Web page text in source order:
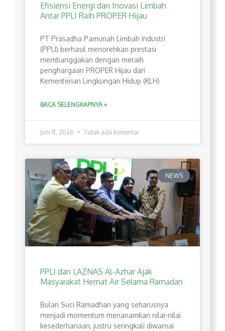
Efisiensi Energi dan Inovasi Limbah
Antar PPLI Raih PROPER Hijau
PT Prasadha Pamunah Limbah Industri
(PPLI) berhasil menorehkan prestasi
membanggakan dengan meraih
penghargaan PROPER Hijau dari
Kementerian Lingkungan Hidup (KLH)
BACA SELENGKAPNYA »
Juni 8, 2026 Tidak ada komentar
NEWS
PPLI dan LAZNAS Al-Azhar Ajak
Masyarakat Hemat Air Selama Ramadan
Bulan Suci Ramadhan yang seharusnya
menjadi momentum menanamkan nilai-nilai
kesederhanaan, justru seringkali diwarnai